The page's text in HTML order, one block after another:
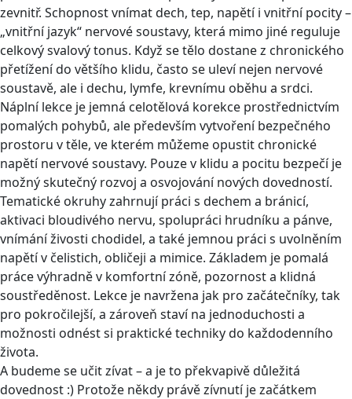
zevnitř. Schopnost vnímat dech, tep, napětí i vnitřní pocity –
„vnitřní jazyk“ nervové soustavy, která mimo jiné reguluje
celkový svalový tonus. Když se tělo dostane z chronického
přetížení do většího klidu, často se uleví nejen nervové
soustavě, ale i dechu, lymfe, krevnímu oběhu a srdci.
Náplní lekce je jemná celotělová korekce prostřednictvím
pomalých pohybů, ale především vytvoření bezpečného
prostoru v těle, ve kterém můžeme opustit chronické
napětí nervové soustavy. Pouze v klidu a pocitu bezpečí je
možný skutečný rozvoj a osvojování nových dovedností.
Tematické okruhy zahrnují práci s dechem a bránicí,
aktivaci bloudivého nervu, spolupráci hrudníku a pánve,
vnímání živosti chodidel, a také jemnou práci s uvolněním
napětí v čelistich, obličeji a mimice. Základem je pomalá
práce výhradně v komfortní zóně, pozornost a klidná
soustředěnost. Lekce je navržena jak pro začátečníky, tak
pro pokročilejší, a zároveň staví na jednoduchosti a
možnosti odnést si praktické techniky do každodenního
života.
A budeme se učit zívat – a je to překvapivě důležitá
dovednost :) Protože někdy právě zívnutí je začátkem